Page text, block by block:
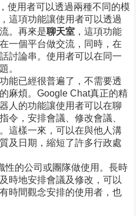
使用者可以透過兩種不同的模
，這項功能讓使用者可以透過
。再來是聊天室 ，這項功能
一個平台做交流，同時，在
討論串。使用者可以在同一
。
能已經很普遍了，不需要透
麻煩。Google Chat真正的精
人的功能讓使用者可以在聊
令，安排會議、修改會議、
這樣一來，可以在與他人溝
及日期，縮短了許多行政處
性的公司或團隊做使用。長時
時地安排會議及修改，可以
時間觀念安排的使用者，也